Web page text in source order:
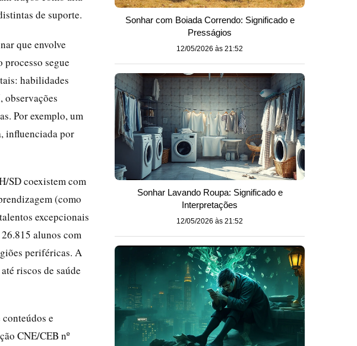
de suporte.
que envolve
segue
habilidades
observações
Por exemplo, um
influenciada por
SD coexistem com
(como
excepcionais
alunos com
periféricas. A
riscos de saúde
e
CNE/CEB nº
Sonhar com Boiada Correndo: Significado e
Presságios
12/05/2026 às 21:52
Sonhar Lavando Roupa: Significado e
Interpretações
12/05/2026 às 21:52